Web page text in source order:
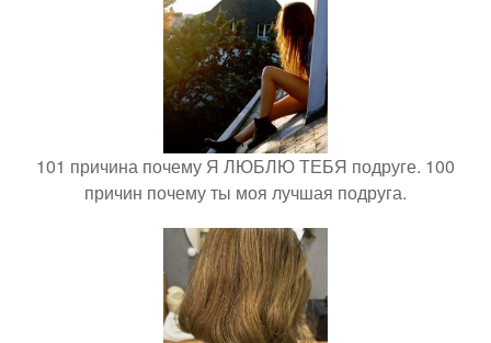
101 причина почему Я ЛЮБЛЮ ТЕБЯ подруге. 100
причин почему ты моя лучшая подруга.